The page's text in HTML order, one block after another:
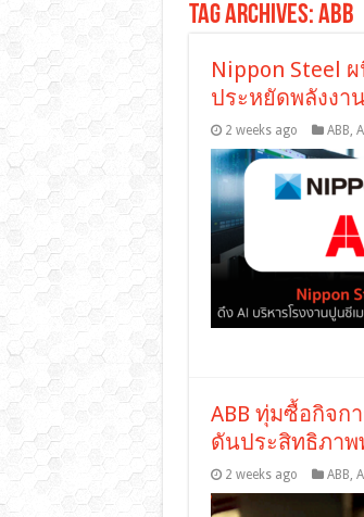
Tag Archives:abb
Nippon Steel
ประหยัดพลังงา
2 weeks ago ABB,
ABB ทุ่มซื้อกิจก
ดันประสิทธิภาพ
2 weeks ago ABB,